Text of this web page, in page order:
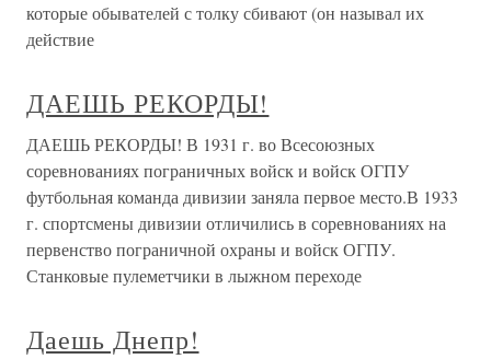
которые обывателей с толку сбивают (он называл их
действие
ДАЕШЬ РЕКОРДЫ!
ДАЕШЬ РЕКОРДЫ! В 1931 г. во Всесоюзных
соревнованиях пограничных войск и войск ОГПУ
футбольная команда дивизии заняла первое место.В 1933
г. спортсмены дивизии отличились в соревнованиях на
первенство пограничной охраны и войск ОГПУ.
Станковые пулеметчики в лыжном переходе
Даешь Днепр!